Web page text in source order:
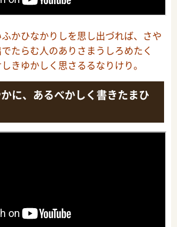
かひなかりしを思し出づれば、さや
たらむ人のありさまうしろめたく
きゆかしく思さるるなりけり。
に、あるべかしく書きたまひ